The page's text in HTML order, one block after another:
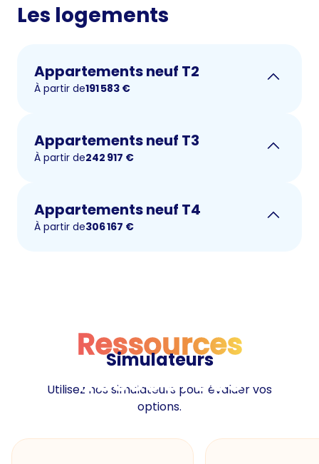
Les logements
Appartements neuf T2
À partir de191 583 €
Appartements neuf T3
À partir de242 917 €
Appartements neuf T4
À partir de306 167 €
Ressources
Ressources
Simulateurs
Utilisez nos simulateurs pour évaluer vos
options.